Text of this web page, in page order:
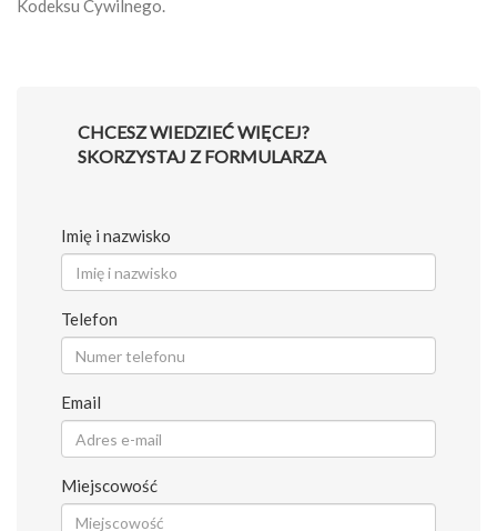
Kodeksu Cywilnego.
CHCESZ WIEDZIEĆ WIĘCEJ?
SKORZYSTAJ Z FORMULARZA
Imię i nazwisko
Telefon
Email
Miejscowość